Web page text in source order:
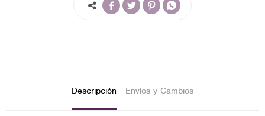
   
Descripción Envíos y Cambios